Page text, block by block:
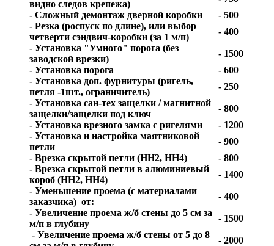
видно следов крепежа)
- Сложный демонтаж дверной коробки
- 500
- Резка (роспуск по длине), или выбор
четверти сэндвич-коробки (за 1 м/п)
- 400
- Установка "Умного" порога (без
заводской врезки)
- 1500
- Установка порога
- 600
- Установка доп. фурнитуры (ригель,
петля -1шт., ограничитель)
- 250
- Установка сан-тех защелки / магнитной
защелки/защелки под ключ
- 800
- Установка врезного замка с ригелями
- 1200
- Установка и настройка маятниковой
петли
- 900
- Врезка скрытой петли (HH2, HH4)
- 800
- Врезка скрытой петли в алюминиевый
короб (HH2, HH4)
- 1400
- Уменьшение проема (с материалами
заказчика) от:
- 400
- Увеличение проема ж/б стены до 5 см за
м/п в глубину
- 1500
- Увеличение проема ж/б стены от 5 до 8
- 2000